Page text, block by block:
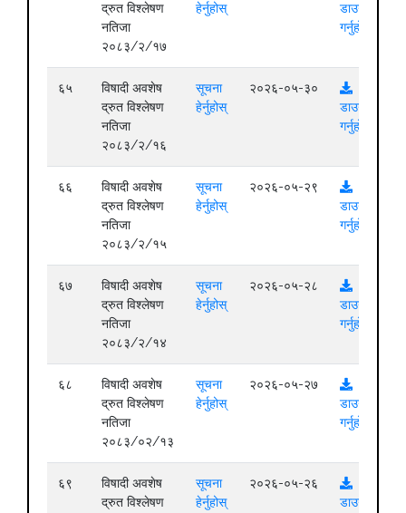
द्रुत विश्लेषण
नतिजा
२०८३/२/१७
हेर्नुहोस्
डाउनलोड
गर्नुहोस्
६५
विषादी अवशेष
द्रुत विश्लेषण
नतिजा
२०८३/२/१६
सूचना
हेर्नुहोस्
२०२६-०५-३०
डाउनलोड
गर्नुहोस्
६६
विषादी अवशेष
द्रुत विश्लेषण
नतिजा
२०८३/२/१५
सूचना
हेर्नुहोस्
२०२६-०५-२९
डाउनलोड
गर्नुहोस्
६७
विषादी अवशेष
द्रुत विश्लेषण
नतिजा
२०८३/२/१४
सूचना
हेर्नुहोस्
२०२६-०५-२८
डाउनलोड
गर्नुहोस्
६८
विषादी अवशेष
द्रुत विश्लेषण
नतिजा
२०८३/०२/१३
सूचना
हेर्नुहोस्
२०२६-०५-२७
डाउनलोड
गर्नुहोस्
६९
विषादी अवशेष
द्रुत विश्लेषण
सूचना
हेर्नुहोस्
२०२६-०५-२६
डाउनलोड